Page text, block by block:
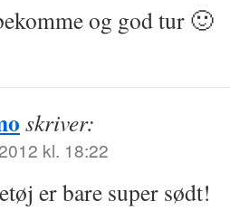
og god tur 🙂
skriver:
kl. 18:22
er bare super sødt!